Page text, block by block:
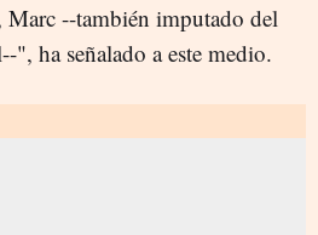
--también imputado del
", ha señalado a este medio.